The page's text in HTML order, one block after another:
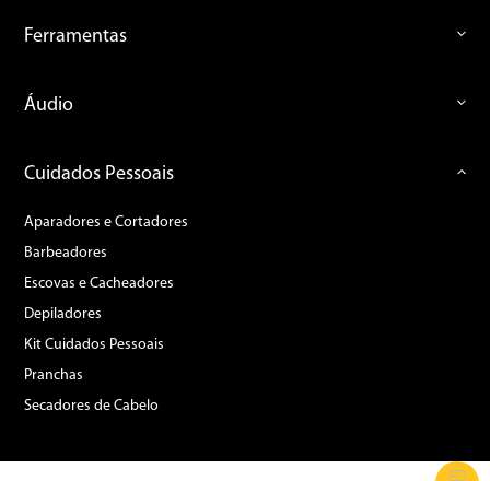
Ferramentas
Áudio
Cuidados Pessoais
Aparadores e Cortadores
Barbeadores
Escovas e Cacheadores
Depiladores
Kit Cuidados Pessoais
Pranchas
Secadores de Cabelo